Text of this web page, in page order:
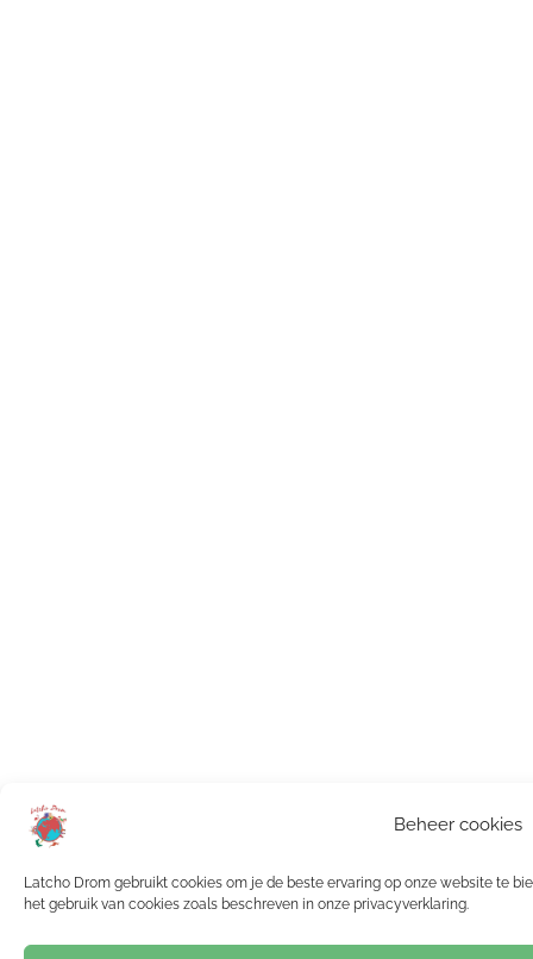
Beheer cookies
Latcho Drom gebruikt cookies om je de beste ervaring op onze website te
het gebruik van cookies zoals beschreven in onze privacyverklaring.